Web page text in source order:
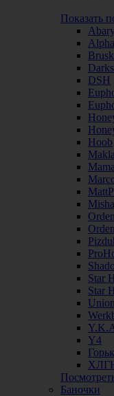
Показать
DSH
Hoob
Misha
Orden
Star
Star
Y4
Баночки